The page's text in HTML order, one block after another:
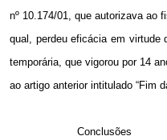
nº 10.174/01, que autorizava ao
qual, perdeu eficácia em virtude
temporária, que vigorou por 14
ao artigo anterior intitulado “Fim
Conclusões